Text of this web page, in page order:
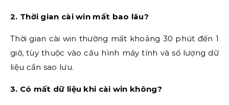
2. Thời gian cài win mất bao lâu?
Thời gian cài win thường mất khoảng 30 phút đến 1
giờ, tùy thuộc vào cấu hình máy tính và số lượng dữ
liệu cần sao lưu.
3. Có mất dữ liệu khi cài win không?